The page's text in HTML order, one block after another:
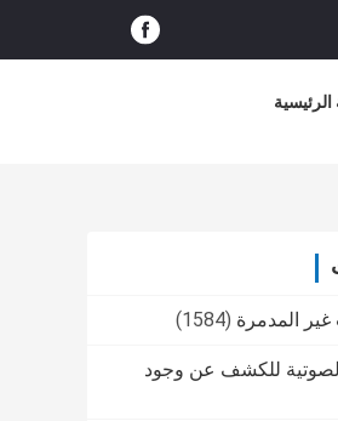
المدمرة (1584)
للكشف عن وجود